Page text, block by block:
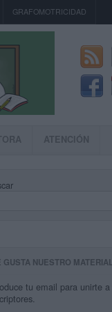
GRAFOMOTRICIDAD
ATENCIÓN
GUSTA NUESTRO
tu email para unirte